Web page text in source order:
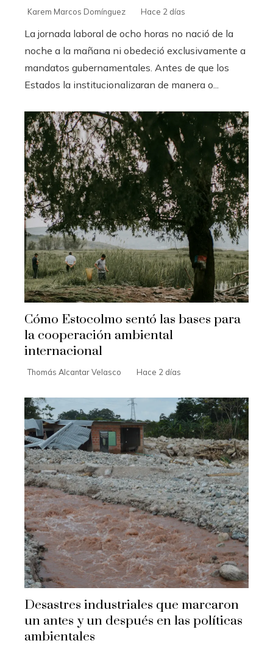
Karem Marcos Domínguez Hace 2 días
La jornada laboral de ocho horas no nació de la
noche a la mañana ni obedeció exclusivamente a
mandatos gubernamentales. Antes de que los
Estados la institucionalizaran de manera o...
Cómo Estocolmo sentó las bases para
la cooperación ambiental
internacional
Thomás Alcantar Velasco Hace 2 días
Desastres industriales que marcaron
un antes y un después en las políticas
ambientales